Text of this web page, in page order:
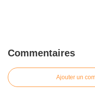
Commentaires
Ajouter un